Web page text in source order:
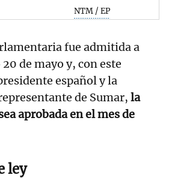
NTM / EP
fue admitida a
de mayo y, con este
español y la
de Sumar, la
aprobada en el mes de
ley